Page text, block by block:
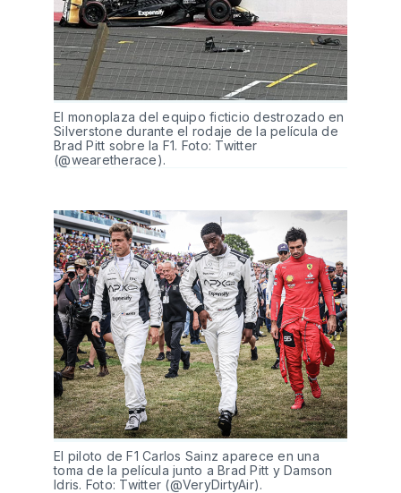
El monoplaza del equipo ficticio destrozado en
Silverstone durante el rodaje de la película de
Brad Pitt sobre la F1. Foto: Twitter
(@wearetherace).
El piloto de F1 Carlos Sainz aparece en una
toma de la película junto a Brad Pitt y Damson
Idris. Foto: Twitter (@VeryDirtyAir).